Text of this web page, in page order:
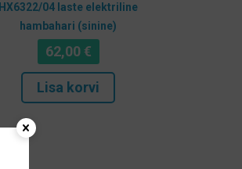
HX6322/04 laste elektriline
hambahari (sinine)
62,00€
Lisa korvi